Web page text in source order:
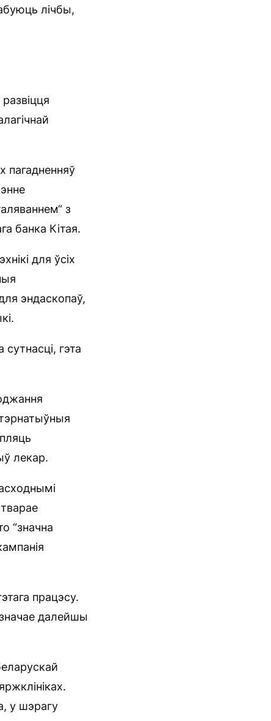
лічбы,
пагадненняў
з
банка Кітая.
для ўсіх
эндаскопаў,
гэта
лекар.
“значна
працэсу.
далейшы
у шэрагу